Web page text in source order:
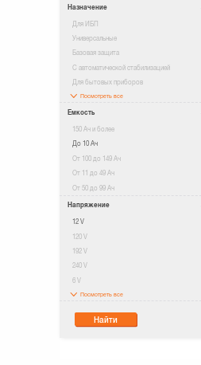
Назначение
Для ИБП
Универсальные
Базовая защита
С автоматической стабилизацией
Для бытовых приборов
Посмотреть все
Емкость
150 Ач и более
До 10 Ач
От 100 до 149 Ач
От 11 до 49 Ач
От 50 до 99 Ач
Напряжение
12 V
120 V
192 V
240 V
6 V
Посмотреть все
Найти